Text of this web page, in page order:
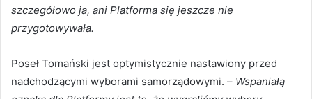
szczegółowo ja, ani Platforma się jeszcze nie
przygotowywała.
Poseł Tomański jest optymistycznie nastawiony przed
nadchodzącymi wyborami samorządowymi. – Wspaniałą